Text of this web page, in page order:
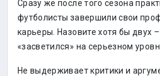
Сразу же после того сезона
футболисты завершили свои
карьеры. Назовите хотя бы двух
«засветился» на серьезном
Не выдерживает критики и